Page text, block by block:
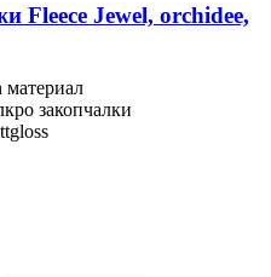
Fleece Jewel, оrchidee,
закопчалки